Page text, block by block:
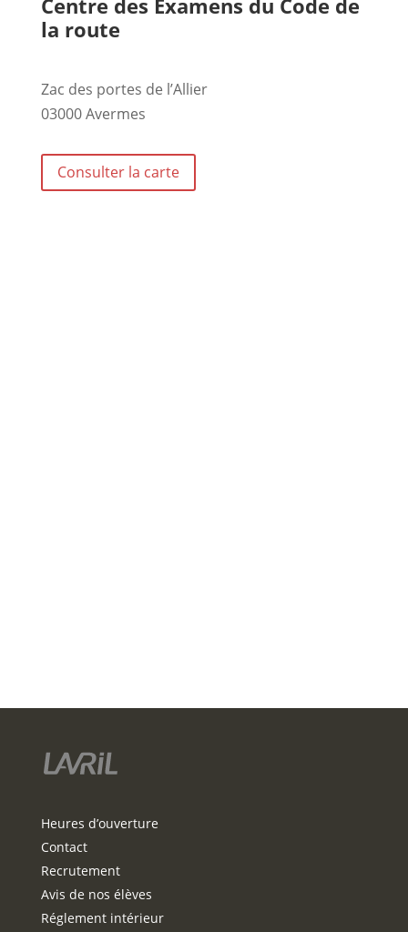
Centre des Examens du Code de
la route
Zac des portes de l’Allier
03000 Avermes
Consulter la carte
Heures d’ouverture
Contact
Recrutement
Avis de nos élèves
Réglement intérieur